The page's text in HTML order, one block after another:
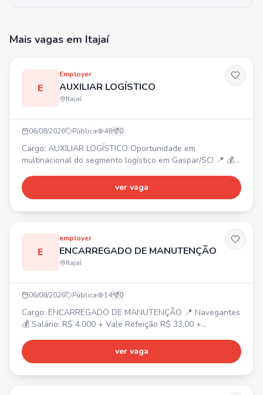
Mais vagas em Itajaí
E
Employer
AUXILIAR LOGÍSTICO
Itajaí
06/08/2026 Pública 48 0
Cargo: AUXILIAR LOGÍSTICO Oportunidade em
multinacional do segmento logístico em Gaspar/SC! 📍 💰
REQUISITOS: - Ensino Fundamental Completo - Desejável
experiência na área BENEFÍCIOS: - Plano de
ver vaga
E
employer
ENCARREGADO DE MANUTENÇÃO
Itajaí
06/08/2026 Pública 14 0
Cargo: ENCARREGADO DE MANUTENÇÃO 📍 Navegantes
💰 Salário: R$ 4.000 + Vale Refeição R$ 33,00 +
a Sexta: 07:30 às 17:18. ✅ Requisitos: Experiência na área
e gestão de equipe. 📋 Atividades: Orientação e
ver vaga